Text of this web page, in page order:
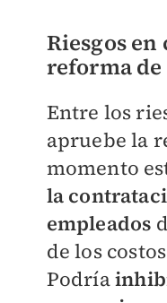
Riesgos en
reforma
Entre los
apruebe la
momento
la
empleados
de los
Podría